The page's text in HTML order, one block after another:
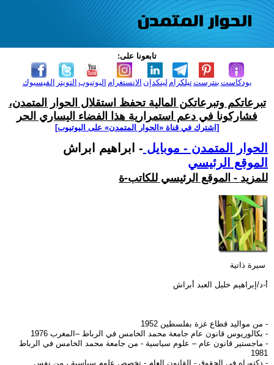
تابعونا على:
الفيسبوك التويتر اليوتيوب الانستغرام لينكدإن تيلكرامبنترست بودكاست
تبرعاتكم وتبرعاتكن المالية تحفظ استقلال الحوار المتمدن،
فشاركونا في دعم استمرارية هذا الفضاء اليساري الحر
[اشترك في قناة ‫«الحوار المتمدن» على اليوتيوب]
الحوار المتمدن - موبايل - ابراهيم ابراش
الموقع الرئيسي
للمزيد - الموقع الرئيسي للكاتب-ة
سيرة ذاتية
أ-د/إبراهيم خليل العبد أبراش
- من مواليد قطاع غزة بفلسطين 1952
- بكالوريوس قانون عام جامعة محمد الخامس في الرباط –المغرب 1976
- ماجستير قانون عام – علوم سياسية - من جامعة محمد الخامس في الرباط
1981
- دكتوراه في الحقوق - القانون العام - تخصص علوم سياسية ، من نفس